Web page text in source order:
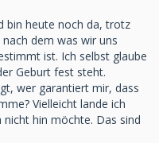
bin heute noch da, trotz
dem was wir uns
ist. Ich selbst glaube
Geburt fest steht.
wer garantiert mir, dass
Vielleicht lande ich
hin möchte. Das sind